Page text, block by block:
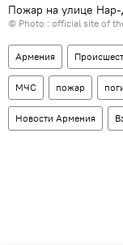
Пожар на улице
© Photo : official site of
Армения
МЧС пожар
Новости Армения